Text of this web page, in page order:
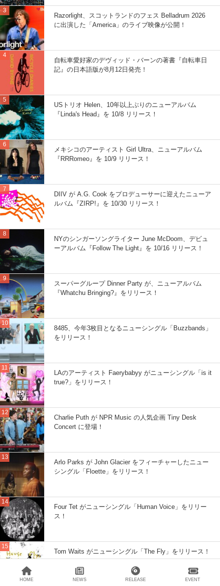
Razorlight、スコットランドのフェス Belladrum 2026
に出演した「America」のライブ映像が公開！
自転車愛好家のデヴィッド・バーンの著書『自転車日
記』の日本語版が8月12日発売！
USトリオ Helen、10年以上ぶりのニューアルバム
『Linda's Head』を 10/8 リリース！
メキシコのアーティスト Girl Ultra、ニューアルバム
『RRRomeo』を 10/9 リリース！
DIIV が A.G. Cook をプロデューサーに迎えたニューア
ルバム『ZIRP!』を 10/30 リリース！
NYのシンガーソングライター June McDoom、デビュ
ーアルバム『Follow The Light』を 10/16 リリース！
スーパーグループ Dinner Party が、ニューアルバム
『Whatchu Bringing?』をリリース！
8485、今年3枚目となるニューシングル「Buzzbands」
をリリース！
LAのアーティスト Faerybabyy がニューシングル「is it
true?」をリリース！
Charlie Puth が NPR Music の人気企画 Tiny Desk
Concert に登場！
Arlo Parks が John Glacier をフィーチャーしたニュー
シングル「Floette」をリリース！
Four Tet がニューシングル「Human Voice」をリリー
ス！
Tom Waits がニューシングル「The Fly」をリリース！
HOME NEWS RELEASE EVENT